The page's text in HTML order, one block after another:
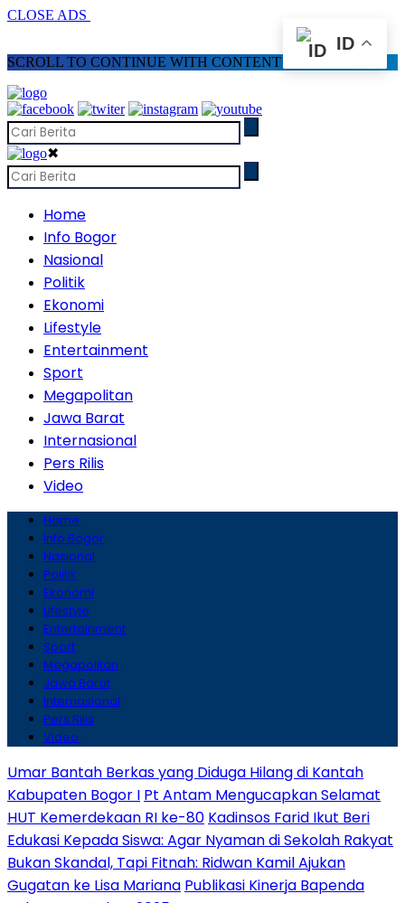
CLOSE ADS
SCROLL TO CONTINUE WITH CONTENT
✖
Home
Info Bogor
Nasional
Politik
Ekonomi
Lifestyle
Entertainment
Sport
Megapolitan
Jawa Barat
Internasional
Pers Rilis
Video
Home
Info Bogor
Nasional
Politik
Ekonomi
Lifestyle
Entertainment
Sport
Megapolitan
Jawa Barat
Internasional
Pers Rilis
Video
Umar Bantah Berkas yang Diduga Hilang di Kantah
Kabupaten Bogor I Pt Antam Mengucapkan Selamat
HUT Kemerdekaan RI ke-80 Kadinsos Farid Ikut Beri
Edukasi Kepada Siswa: Agar Nyaman di Sekolah Rakyat
Bukan Skandal, Tapi Fitnah: Ridwan Kamil Ajukan
Gugatan ke Lisa Mariana Publikasi Kinerja Bapenda
ID